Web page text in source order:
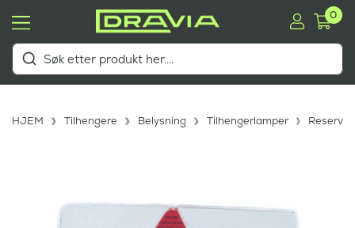
0
HJEM Tilhengere Belysning Tilhengerlamper